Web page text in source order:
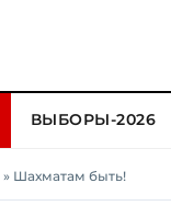
ВЫБОРЫ-2026
» Шахматам быть!